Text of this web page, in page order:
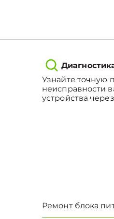
Узнайте точную
неисправности
устройства
Ремонт блока